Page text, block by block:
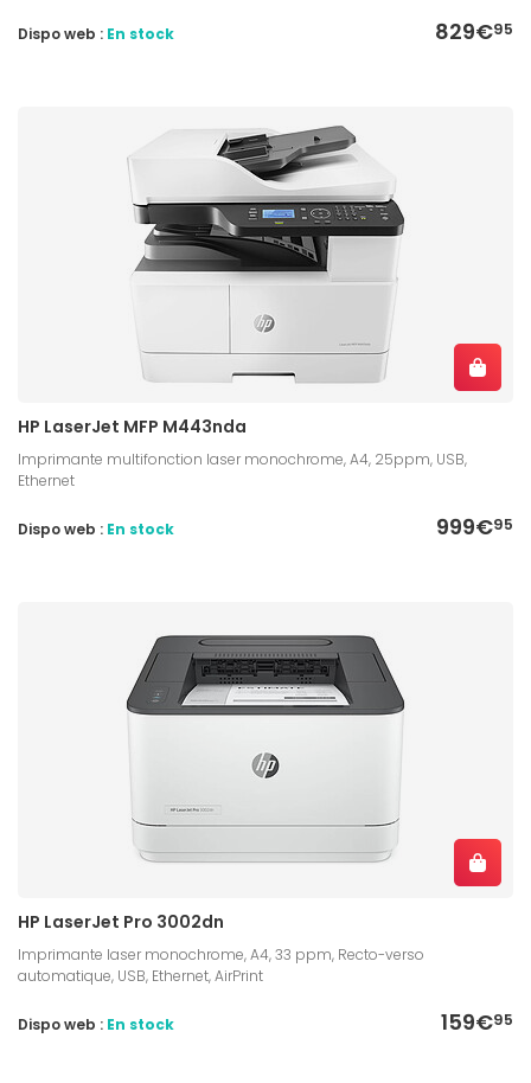
829€95
Dispo web : En stock
HP LaserJet MFP M443nda
Imprimante multifonction laser monochrome, A4, 25ppm, USB,
Ethernet
999€95
Dispo web : En stock
HP LaserJet Pro 3002dn
Imprimante laser monochrome, A4, 33 ppm, Recto-verso
automatique, USB, Ethernet, AirPrint
159€95
Dispo web : En stock